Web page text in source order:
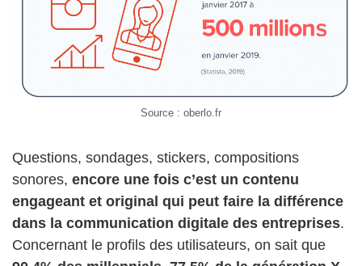
Source : oberlo.fr
Questions, sondages, stickers, compositions
sonores, encore une fois c’est un contenu
engageant et original qui peut faire la différence
dans la communication digitale des entreprises.
Concernant le profils des utilisateurs, on sait que